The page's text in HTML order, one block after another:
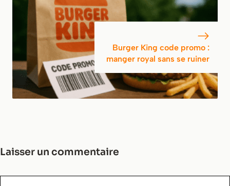
Burger King code promo :
manger royal sans se ruiner
Laisser un commentaire